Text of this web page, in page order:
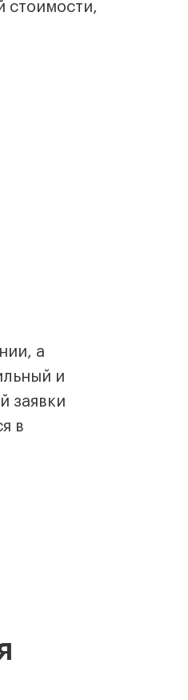
стоимости,
а
и
заявки
в